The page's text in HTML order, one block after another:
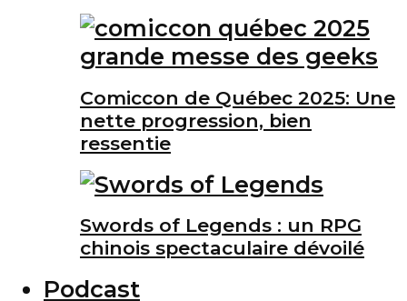
Comiccon de Québec 2025: Une
nette progression, bien
ressentie
Swords of Legends : un RPG
chinois spectaculaire dévoilé
Podcast